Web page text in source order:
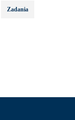
Zadania